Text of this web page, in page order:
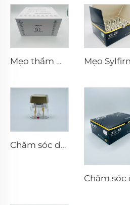
Mẹo thẩm mỹ Pixel8 RF Rohrer 25 49 64
Chăm sóc da vi kim RF Sylfirm X đầu tip Sylfirm X X-25